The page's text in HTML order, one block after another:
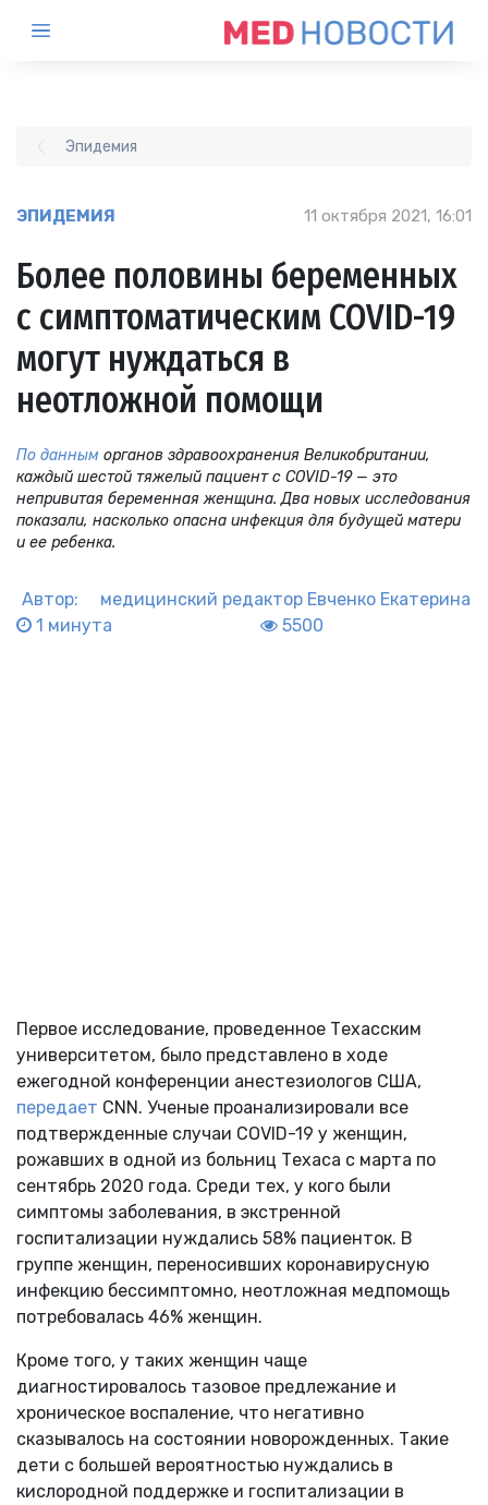
Эпидемия
ЭПИДЕМИЯ 11 октября 2021, 16:01
Более половины беременных
с симптоматическим COVID-19
могут нуждаться в
неотложной помощи
По данным органов здравоохранения Великобритании,
каждый шестой тяжелый пациент с COVID-19 — это
непривитая беременная женщина. Два новых исследования
показали, насколько опасна инфекция для будущей матери
и ее ребенка.
Автор: медицинский редактор Евченко Екатерина
1 минута
5500
Первое исследование, проведенное Техасским
университетом, было представлено в ходе
ежегодной конференции анестезиологов США,
передает CNN. Ученые проанализировали все
подтвержденные случаи COVID-19 у женщин,
рожавших в одной из больниц Техаса с марта по
сентябрь 2020 года. Среди тех, у кого были
симптомы заболевания, в экстренной
госпитализации нуждались 58% пациенток. В
группе женщин, переносивших коронавирусную
инфекцию бессимптомно, неотложная медпомощь
потребовалась 46% женщин.
Кроме того, у таких женщин чаще
диагностировалось тазовое предлежание и
хроническое воспаление, что негативно
сказывалось на состоянии новорожденных. Такие
дети с большей вероятностью нуждались в
кислородной поддержке и госпитализации в